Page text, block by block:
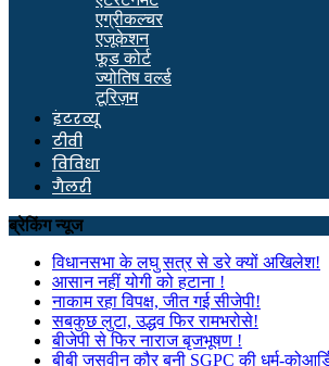
एग्रीकल्चर
एजूकेशन
फूड कोर्ट
ज्योतिष वर्ल्ड
टूरिज़म
इंटरव्यू
टीवी
विविधा
गैलरी
ब्रेकिंग न्यूज
विधानसभा के लघु सत्र से डरे क्यों अखिलेश!
आसान नहीं योगी को हटाना !
नाकाम रहा विपक्ष, जीत गई सीजेपी!
सबकुछ लुटा, उद्धव फिर रामभरोसे!
बीजेपी से फिर नाराज बृजभूषण !
बीबी जसवीन कौर बनी SGPC की धर्म-